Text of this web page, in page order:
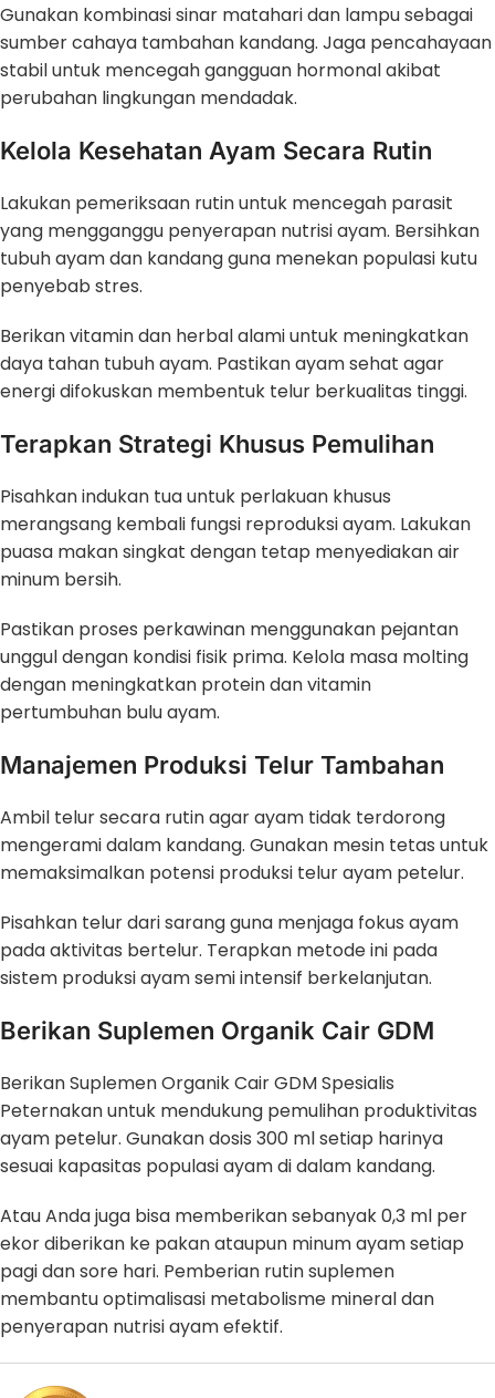
Gunakan kombinasi sinar matahari dan lampu sebagai
sumber cahaya tambahan kandang. Jaga pencahayaan
stabil untuk mencegah gangguan hormonal akibat
perubahan lingkungan mendadak.
Kelola Kesehatan Ayam Secara Rutin
Lakukan pemeriksaan rutin untuk mencegah parasit
yang mengganggu penyerapan nutrisi ayam. Bersihkan
tubuh ayam dan kandang guna menekan populasi kutu
penyebab stres.
Berikan vitamin dan herbal alami untuk meningkatkan
daya tahan tubuh ayam. Pastikan ayam sehat agar
energi difokuskan membentuk telur berkualitas tinggi.
Terapkan Strategi Khusus Pemulihan
Pisahkan indukan tua untuk perlakuan khusus
merangsang kembali fungsi reproduksi ayam. Lakukan
puasa makan singkat dengan tetap menyediakan air
minum bersih.
Pastikan proses perkawinan menggunakan pejantan
unggul dengan kondisi fisik prima. Kelola masa molting
dengan meningkatkan protein dan vitamin
pertumbuhan bulu ayam.
Manajemen Produksi Telur Tambahan
Ambil telur secara rutin agar ayam tidak terdorong
mengerami dalam kandang. Gunakan mesin tetas untuk
memaksimalkan potensi produksi telur ayam petelur.
Pisahkan telur dari sarang guna menjaga fokus ayam
pada aktivitas bertelur. Terapkan metode ini pada
sistem produksi ayam semi intensif berkelanjutan.
Berikan Suplemen Organik Cair GDM
Berikan Suplemen Organik Cair GDM Spesialis
Peternakan untuk mendukung pemulihan produktivitas
ayam petelur. Gunakan dosis 300 ml setiap harinya
sesuai kapasitas populasi ayam di dalam kandang.
Atau Anda juga bisa memberikan sebanyak 0,3 ml per
ekor diberikan ke pakan ataupun minum ayam setiap
pagi dan sore hari. Pemberian rutin suplemen
membantu optimalisasi metabolisme mineral dan
penyerapan nutrisi ayam efektif.